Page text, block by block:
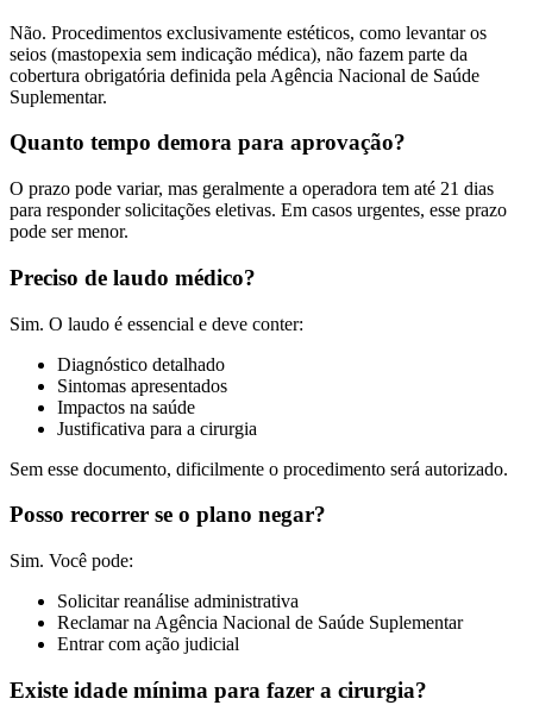
Não. Procedimentos exclusivamente estéticos, como levantar os
seios (mastopexia sem indicação médica), não fazem parte da
cobertura obrigatória definida pela Agência Nacional de Saúde
Suplementar.
Quanto tempo demora para aprovação?
O prazo pode variar, mas geralmente a operadora tem até 21 dias
para responder solicitações eletivas. Em casos urgentes, esse prazo
pode ser menor.
Preciso de laudo médico?
Sim. O laudo é essencial e deve conter:
Diagnóstico detalhado
Sintomas apresentados
Impactos na saúde
Justificativa para a cirurgia
Sem esse documento, dificilmente o procedimento será autorizado.
Posso recorrer se o plano negar?
Sim. Você pode:
Solicitar reanálise administrativa
Reclamar na Agência Nacional de Saúde Suplementar
Entrar com ação judicial
Existe idade mínima para fazer a cirurgia?